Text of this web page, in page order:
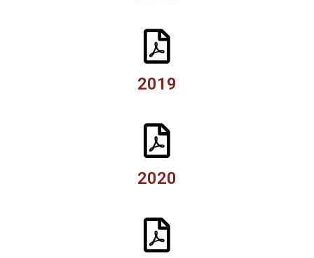
2019
2020